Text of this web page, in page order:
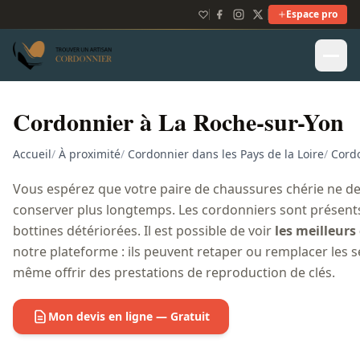
Espace pro
Cordonnier à La Roche-sur-Yon
Accueil/ À proximité/ Cordonnier dans les Pays de la Loire/
Vous espérez que votre paire de chaussures chérie ne
conserver plus longtemps. Les cordonniers sont
bottines détériorées. Il est possible de voir les meilleurs
notre plateforme : ils peuvent retaper ou remplacer les
même offrir des prestations de reproduction de clés.
Mon devis en ligne — Gratuit